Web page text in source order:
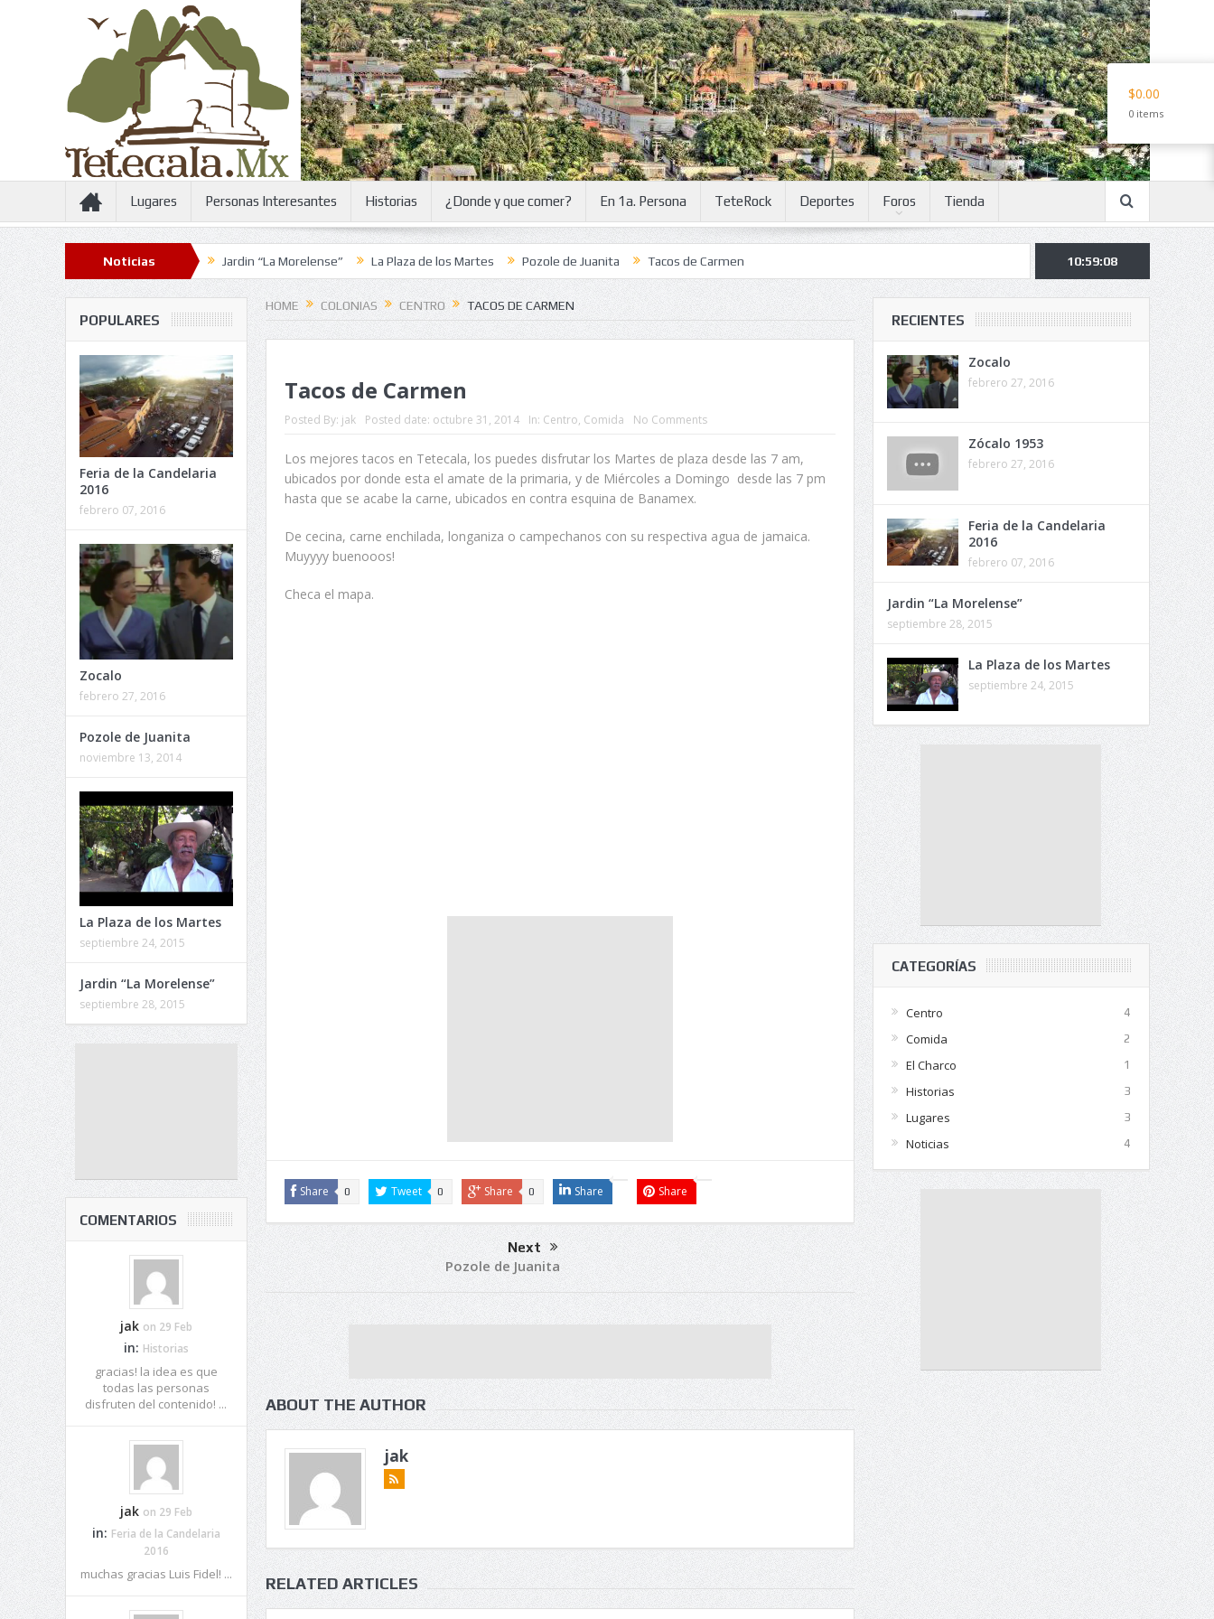
Lugares Personas Interesantes Historias ¿Donde y que comer? En 1a. Persona TeteRock Deportes Foros Tienda
Noticias
de la Candelaria 2016 Jardin “La Morelense” La Plaza de los Martes Pozole de Juanita Tacos de Carmen 10:59:09
HOME COLONIAS CENTRO TACOS DE CARMEN
Tacos de Carmen
Posted By: jak Posted date: octubre 31, 2014 In: Centro, Comida No Comments
Los mejores tacos en Tetecala, los puedes disfrutar los Martes de plaza desde las 7 am,
ubicados por donde esta el amate de la primaria, y de Miércoles a Domingo desde las 7 pm
hasta que se acabe la carne, ubicados en contra esquina de Banamex.
De cecina, carne enchilada, longaniza o campechanos con su respectiva agua de jamaica.
Muyyyy buenooos!
Checa el mapa.
Share 0 Tweet 0 Share 0 Share Share
Next
Pozole de Juanita
ABOUT THE AUTHOR
jak
RELATED ARTICLES
POPULARES
Feria de la Candelaria
2016
febrero 07, 2016
Zocalo
febrero 27, 2016
Pozole de Juanita
noviembre 13, 2014
La Plaza de los Martes
septiembre 24, 2015
Jardin “La Morelense”
septiembre 28, 2015
COMENTARIOS
jak on 29 Feb
in: Historias
gracias! la idea es que
todas las personas
disfruten del contenido! ...
jak on 29 Feb
in: Feria de la Candelaria
2016
muchas gracias Luis Fidel! ...
RECIENTES
Zocalo
febrero 27, 2016
Zócalo 1953
febrero 27, 2016
Feria de la Candelaria
2016
febrero 07, 2016
Jardin “La Morelense”
septiembre 28, 2015
La Plaza de los Martes
septiembre 24, 2015
CATEGORÍAS
Centro 4
Comida 2
El Charco 1
Historias 3
Lugares 3
Noticias 4
$0.00
0 items